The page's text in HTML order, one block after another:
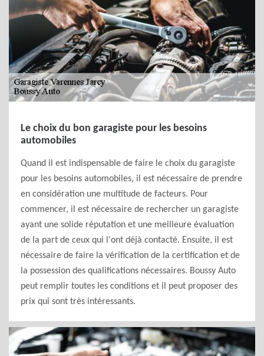
Le choix du bon garagiste pour les besoins
automobiles
Quand il est indispensable de faire le choix du garagiste
pour les besoins automobiles, il est nécessaire de prendre
en considération une multitude de facteurs. Pour
commencer, il est nécessaire de rechercher un garagiste
ayant une solide réputation et une meilleure évaluation
de la part de ceux qui l'ont déjà contacté. Ensuite, il est
nécessaire de faire la vérification de la certification et de
la possession des qualifications nécessaires. Boussy Auto
peut remplir toutes les conditions et il peut proposer des
prix qui sont très intéressants.